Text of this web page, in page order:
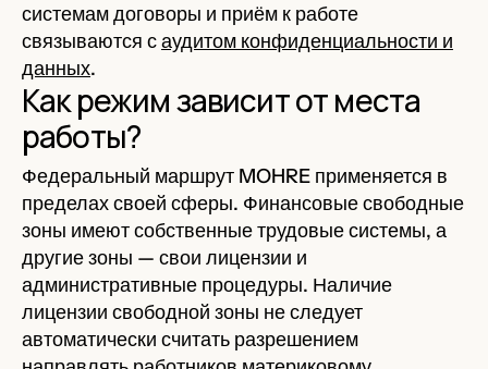
системам договоры и приём к работе
связываются саудитом конфиденциальности и
данных.
Как режим зависит от места
работы?
Федеральный маршрут MOHRE применяется в
пределах своей сферы. Финансовые свободные
зоны имеют собственные трудовые системы, а
другие зоны — свои лицензии и
административные процедуры. Наличие
лицензии свободной зоны не следует
автоматически считать разрешением